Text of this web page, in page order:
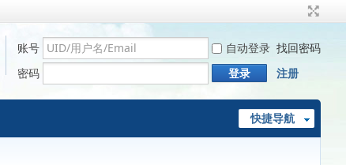
账号 自动登录 找回密码
密码
登录 注册
快捷导航